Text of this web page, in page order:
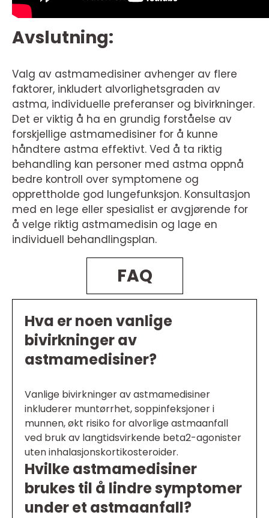
Avslutning:
Valg av astmamedisiner avhenger av flere
faktorer, inkludert alvorlighetsgraden av
astma, individuelle preferanser og bivirkninger.
Det er viktig å ha en grundig forståelse av
forskjellige astmamedisiner for å kunne
håndtere astma effektivt. Ved å ta riktig
behandling kan personer med astma oppnå
bedre kontroll over symptomene og
opprettholde god lungefunksjon. Konsultasjon
med en lege eller spesialist er avgjørende for
å velge riktig astmamedisin og lage en
individuell behandlingsplan.
FAQ
Hva er noen vanlige
bivirkninger av
astmamedisiner?
Vanlige bivirkninger av astmamedisiner
inkluderer muntørrhet, soppinfeksjoner i
munnen, økt risiko for alvorlige astmaanfall
ved bruk av langtidsvirkende beta2-agonister
uten inhalasjonskortikosteroider.
Hvilke astmamedisiner
brukes til å lindre symptomer
under et astmaanfall?